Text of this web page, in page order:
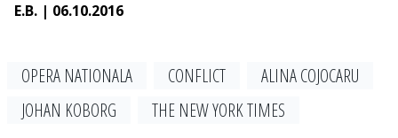
E.B. | 06.10.2016
OPERA NATIONALA CONFLICT
ALINA COJOCARU
JOHAN KOBORG
THE NEW YORK TIMES